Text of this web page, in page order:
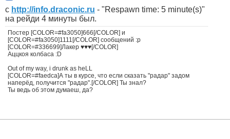
c http://info.draconic.ru - "Respawn time: 5 minute(s)"
на рейди 4 минуты был.
Постер [COLOR=#fa3050]666[/COLOR] и
[COLOR=#fa3050]1111[/COLOR] сообщений :p
[COLOR=#336699]Лакер ♥♥♥[/COLOR]
Аццкоя колбаса :D
Out of my way, i drunk as heLL
[COLOR=#faedca]А ты в курсе, что если сказать "радар" задом
наперёд, получится "радар".[/COLOR] Ты знал?
Ты ведь об этом думаеш, да?